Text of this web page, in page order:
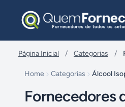
Página Inicial / Categorias /
Home Categorias Álcool
Fornecedores